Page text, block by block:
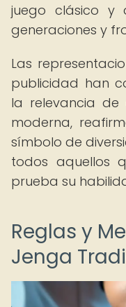
juego clásico y
generaciones y
Las
publicidad han
la relevancia de
moderna,
símbolo de
todos aquellos
prueba su
Reglas y
Jenga